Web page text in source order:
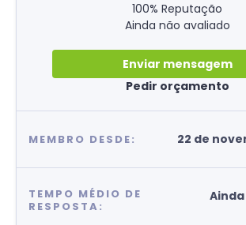
100% Reputação
Ainda não avaliado
Enviar mensagem
Pedir orçamento
MEMBRO DESDE: 22 de
TEMPO MÉDIO DE
RESPOSTA: